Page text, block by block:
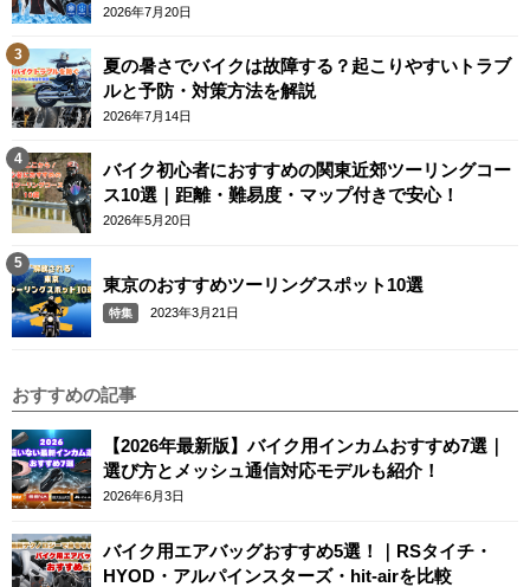
2026年7月20日
夏の暑さでバイクは故障する？起こりやすいトラブ
ルと予防・対策方法を解説
2026年7月14日
バイク初心者におすすめの関東近郊ツーリングコー
ス10選｜距離・難易度・マップ付きで安心！
2026年5月20日
東京のおすすめツーリングスポット10選
特集 2023年3月21日
おすすめの記事
【2026年最新版】バイク用インカムおすすめ7選｜
選び方とメッシュ通信対応モデルも紹介！
2026年6月3日
バイク用エアバッグおすすめ5選！｜RSタイチ・
HYOD・アルパインスターズ・hit-airを比較